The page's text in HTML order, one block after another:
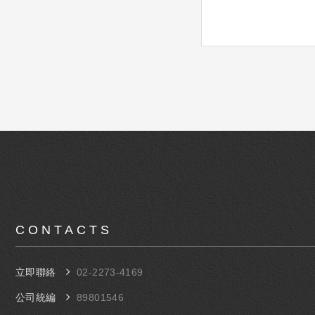
CONTACTS
立即聯絡 ​02-​2273-4169
公司統編 89801546